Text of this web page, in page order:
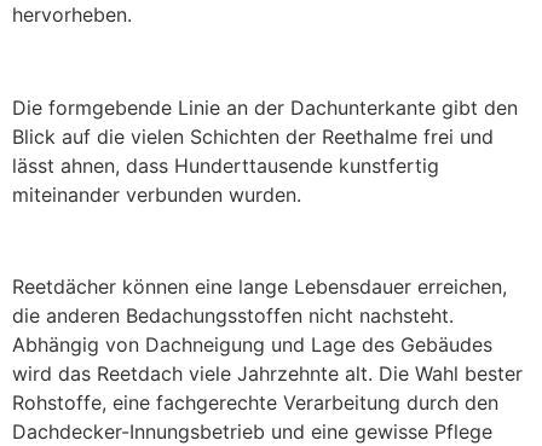
hervorheben.
Die formgebende Linie an der Dachunterkante gibt den
Blick auf die vielen Schichten der Reethalme frei und
lässt ahnen, dass Hunderttausende kunstfertig
miteinander verbunden wurden.
Reetdächer können eine lange Lebensdauer erreichen,
die anderen Bedachungsstoffen nicht nachsteht.
Abhängig von Dachneigung und Lage des Gebäudes
wird das Reetdach viele Jahrzehnte alt. Die Wahl bester
Rohstoffe, eine fachgerechte Verarbeitung durch den
Dachdecker-Innungsbetrieb und eine gewisse Pflege